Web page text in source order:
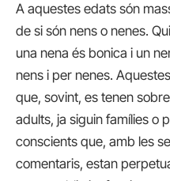
A aquestes edats són
de si són nens o nenes.
una nena és bonica i un
nens i per nenes.
que, sovint, es tenen
adults, ja siguin famílies o
conscients que, amb les
comentaris, estan